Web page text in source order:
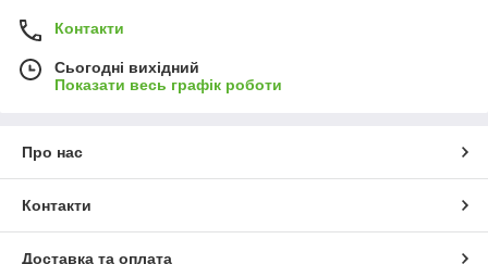
Контакти
Сьогодні вихідний
Показати весь графік роботи
Про нас
Контакти
Доставка та оплата